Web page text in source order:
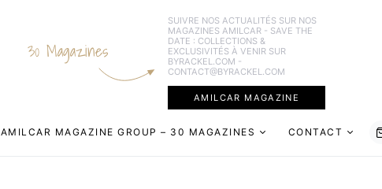
30 Magazines
SUIVRE NOS ACTUALITÉS SUR NOS
MAGAZINES AMILCAR - SAVE THE
DATE : COLLECTIONS &
EXCLUSIVITÉS À VENIR SUR
BYRACKEL.COM -
CONTACT@BYRACKEL.COM
AMILCAR MAGAZINE
AMILCAR MAGAZINE GROUP – 30 MAGAZINES CONTACT